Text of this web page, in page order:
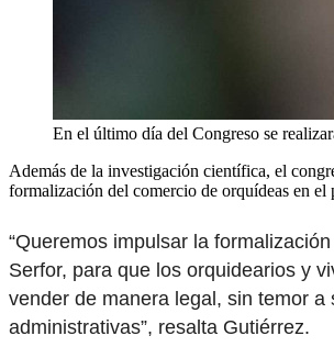
En el último día del Congreso se
Además de la investigación científica, el
formalización del comercio de orquídeas en el
“Queremos impulsar la
Serfor, para que los orquidearios y
vender de manera legal, sin temor a
administrativas”, resalta Gutiérrez.